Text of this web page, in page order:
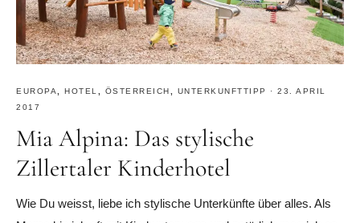
EUROPA, HOTEL, ÖSTERREICH , UNTERKUNFTTIPP · 23. APRIL
2017
Mia Alpina: Das stylische
Zillertaler Kinderhotel
Wie Du weisst, liebe ich stylische Unterkünfte über alles. Als